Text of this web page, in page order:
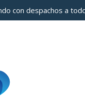
con despachos a